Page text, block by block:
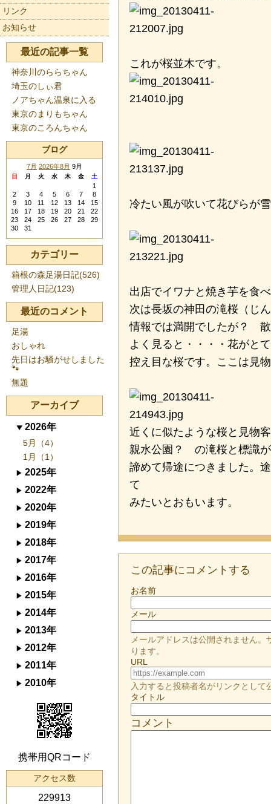
これが桜並木です。
冷たい風が吹いて花びらが
出店でイワナと焼き芋を食
次は長坂の神田の滝桜（じ
情報では満開でしたが？
よく見ると・・・・花がと
控え目な桜です。ここは見
近くに似たような桜と見物
親水公園？ の滝桜と標識
諦めて帰途につきました。
て
みたいとおもいます。
この記事にコメントする
お名前
メール
メールアドレスは公開されません
ります。
URL
入力すると投稿者名がリンクとして
タイトル
コメント
リンク
お知らせ
最近の記事一覧
神奈川のららちゃん
埼玉のしぃ君
ノアちゃん温泉に入る
東京のまりもちゃん
東京のころんちゃん
ブログ
7月 2026年8月 9月
日 月 火 水 木 金 土
1
2
3 4 5 6 7
8
9
10 11 12 13 14
15
16
17 18 19 20 21
22
23
24 25 26 27 28
29
30
31
カテゴリー
箱根の森足湯日記(526)
管理人日記(123)
最近のコメント
足湯
おしゃれ
先日はお騒がせしました
🐾
無題
アーカイブ
2026年
5月（4）
1月（1）
2025年
2022年
2020年
2019年
2018年
2017年
2016年
2015年
2014年
2013年
2012年
2011年
2010年
携帯用QRコード
アクセス数
229913